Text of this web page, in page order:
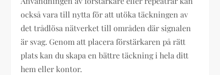
också vara till nytta för att utöka täckningen av
det trådlösa nätverket till områden där signalen
är svag. Genom att placera förstärkaren på rätt
plats kan du skapa en bättre täckning i hela ditt
hem eller kontor.